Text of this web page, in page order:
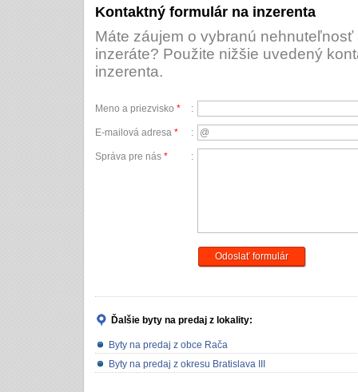
Kontaktný formulár na inzerenta
Máte záujem o vybranú
inzeráte? Použite nižšie uvedený
inzerenta.
Meno a priezvisko * :
E-mailová adresa * :
Správa pre nás * :
Odoslať formulár
Ďalšie byty na predaj z lokality:
Byty na predaj z obce Rača
Byty na predaj z okresu Bratislava III